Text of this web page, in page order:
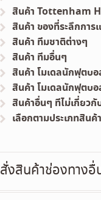
สินค้า Tottenham
สินค้า ของที่ระลึกการ
สินค้า ทีมชาติต่างๆ
สินค้า ทีมอื่นๆ
สินค้า โมเดลนักฟุตบ
สินค้า โมเดลนักฟุตบ
สินค้าอื่นๆ ทีไม่เกี่ยว
เลือกตามประเภทสินค้า
สั่งสินค้าช่องทางอื่